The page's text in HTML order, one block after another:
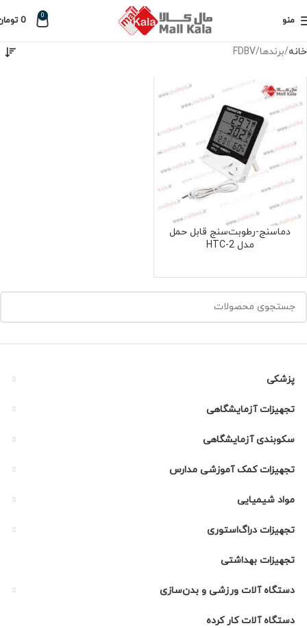
منو 0
0
پزشکی
تجهیزات آزمایشگاهی
سکوبندی آزمایشگاهی
تجهیزات کمک آموزشی مدارس
مواد شیمیایی
تجهیزات دراگ‌استوری
تجهیزات بهداشتی
دستگاه آلات ورزشی و بدن‌سازی
دستگاه آلات کار کرده
خانه برندها FDBV
دماسنج-رطوبت‌سنج قابل حمل
مدل HTC-2